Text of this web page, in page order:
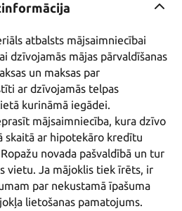
atbalsts mājsaimniecībai
dzīvojamās mājas pārvaldīšanas
un maksas par
ar dzīvojamās telpas
kurināmā iegādei.
mājsaimniecība, kura dzīvo
skaitā ar hipotekāro kredītu
novada pašvaldībā un tur
vietu. Ja mājoklis tiek īrēts, ir
par nekustamā īpašuma
lietošanas pamatojums.